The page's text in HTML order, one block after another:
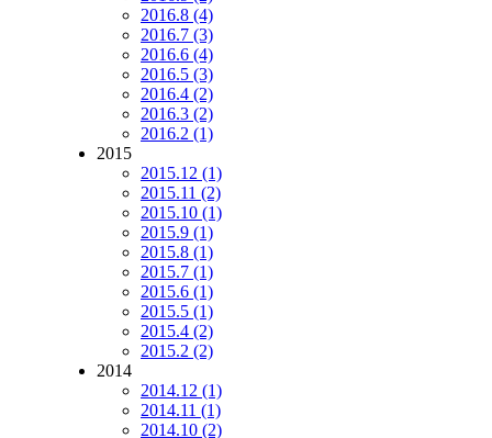
2016.8 (4)
2016.7 (3)
2016.6 (4)
2016.5 (3)
2016.4 (2)
2016.3 (2)
2016.2 (1)
2015
2015.12 (1)
2015.11 (2)
2015.10 (1)
2015.9 (1)
2015.8 (1)
2015.7 (1)
2015.6 (1)
2015.5 (1)
2015.4 (2)
2015.2 (2)
2014
2014.12 (1)
2014.11 (1)
2014.10 (2)